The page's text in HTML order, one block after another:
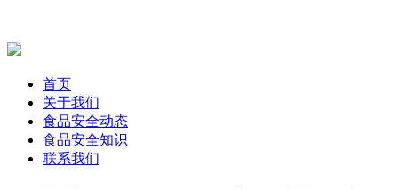
首页
关于我们
食品安全动态
食品安全知识
联系我们